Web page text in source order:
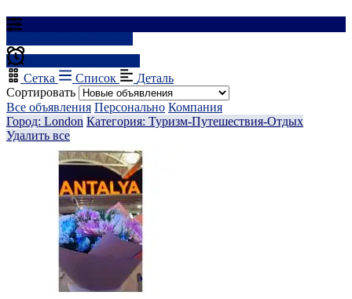
Сетка
Список
Деталь
Сортировать
Все объявления Персонально Компания
Город: London Категория: Туризм-Путешествия-Отдых
Удалить все